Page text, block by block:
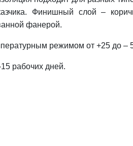
Финишный слой –
фанерой.
режимом от +25 до –
рабочих дней.